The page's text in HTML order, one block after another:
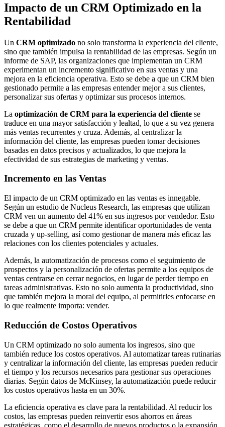
Impacto de un CRM Optimizado en la
Rentabilidad
Un CRM optimizado no solo transforma la experiencia del cliente,
sino que también impulsa la rentabilidad de las empresas. Según un
informe de SAP, las organizaciones que implementan un CRM
experimentan un incremento significativo en sus ventas y una
mejora en la eficiencia operativa. Esto se debe a que un CRM bien
gestionado permite a las empresas entender mejor a sus clientes,
personalizar sus ofertas y optimizar sus procesos internos.
La optimización de CRM para la experiencia del cliente se
traduce en una mayor satisfacción y lealtad, lo que a su vez genera
más ventas recurrentes y cruza. Además, al centralizar la
información del cliente, las empresas pueden tomar decisiones
basadas en datos precisos y actualizados, lo que mejora la
efectividad de sus estrategias de marketing y ventas.
Incremento en las Ventas
El impacto de un CRM optimizado en las ventas es innegable.
Según un estudio de Nucleus Research, las empresas que utilizan
CRM ven un aumento del 41% en sus ingresos por vendedor. Esto
se debe a que un CRM permite identificar oportunidades de venta
cruzada y up-selling, así como gestionar de manera más eficaz las
relaciones con los clientes potenciales y actuales.
Además, la automatización de procesos como el seguimiento de
prospectos y la personalización de ofertas permite a los equipos de
ventas centrarse en cerrar negocios, en lugar de perder tiempo en
tareas administrativas. Esto no solo aumenta la productividad, sino
que también mejora la moral del equipo, al permitirles enfocarse en
lo que realmente importa: vender.
Reducción de Costos Operativos
Un CRM optimizado no solo aumenta los ingresos, sino que
también reduce los costos operativos. Al automatizar tareas rutinarias
y centralizar la información del cliente, las empresas pueden reducir
el tiempo y los recursos necesarios para gestionar sus operaciones
diarias. Según datos de McKinsey, la automatización puede reducir
los costos operativos hasta en un 30%.
La eficiencia operativa es clave para la rentabilidad. Al reducir los
costos, las empresas pueden reinvertir esos ahorros en áreas
estratégicas, como el desarrollo de nuevos productos o la expansión